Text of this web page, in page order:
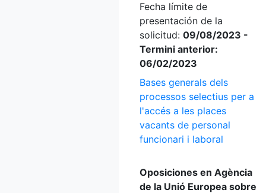
Fecha límite de
presentación de la
solicitud: 09/08/2023 -
Termini anterior:
06/02/2023
Bases generals dels
processos selectius per a
l'accés a les places
vacants de personal
funcionari i laboral
Oposiciones en Agència
de la Unió Europea sobre